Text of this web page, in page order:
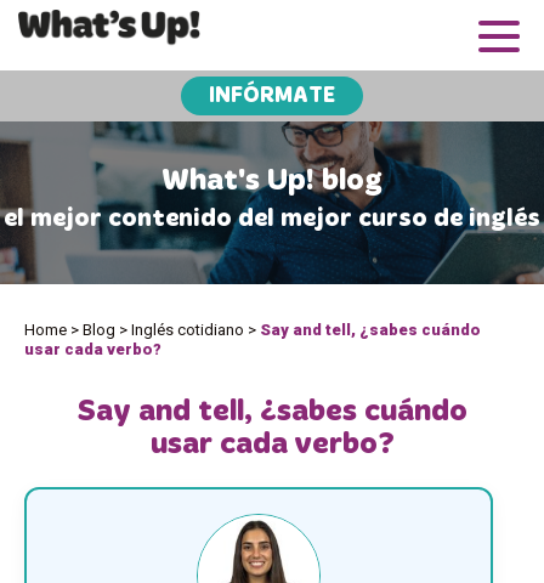
INFÓRMATE
What's Up! blog
el mejor contenido del mejor curso de inglés
Home > Blog > Inglés cotidiano > Say and tell, ¿sabes cuándo
usar cada verbo?
Say and tell, ¿sabes cuándo
usar cada verbo?